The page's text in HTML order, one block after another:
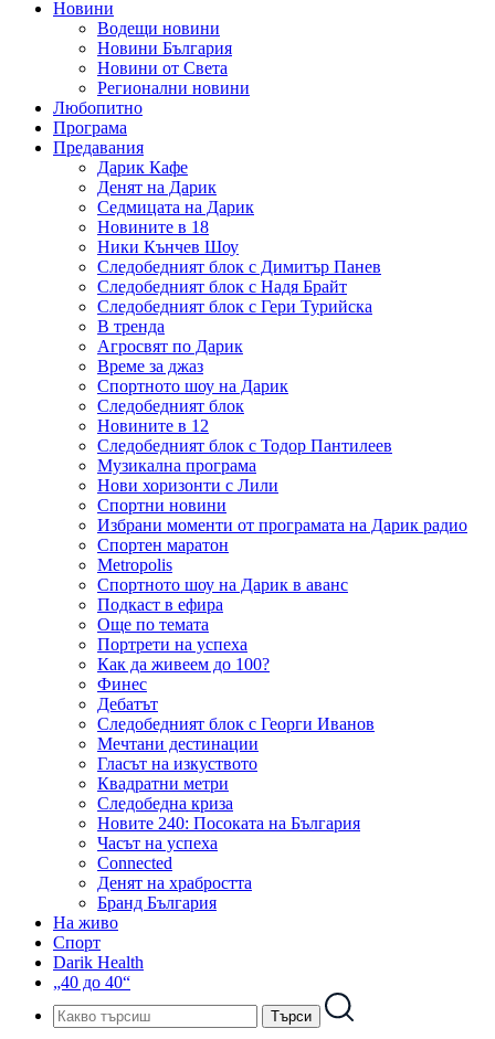
Новини
Водещи новини
Новини България
Новини от Света
Регионални новини
Любопитно
Програма
Предавания
Дарик Кафе
Денят на Дарик
Седмицата на Дарик
Новините в 18
Ники Кънчев Шоу
Следобедният блок с Димитър Панев
Следобедният блок с Надя Брайт
Следобедният блок с Гери Турийска
В тренда
Агросвят по Дарик
Време за джаз
Спортното шоу на Дарик
Следобедният блок
Новините в 12
Следобедният блок с Тодор Пантилеев
Музикална програма
Нови хоризонти с Лили
Спортни новини
Избрани моменти от програмата на Дарик радио
Спортен маратон
Metropolis
Спортното шоу на Дарик в аванс
Подкаст в ефира
Още по темата
Портрети на успеха
Как да живеем до 100?
Финес
Дебатът
Следобедният блок с Георги Иванов
Мечтани дестинации
Гласът на изкуството
Квадратни метри
Следобедна криза
Новите 240: Посоката на България
Часът на успеха
Connected
Денят на храбростта
Бранд България
На живо
Спорт
Darik Health
„40 до 40“